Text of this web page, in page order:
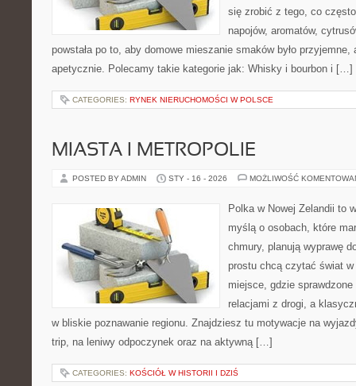
się zrobić z tego, co
napojów, aromatów,
powstała po to, aby domowe mieszanie smaków było przyjemne,
apetycznie. Polecamy takie kategorie jak: Whisky i bourbon i […]
CATEGORIES: RYNEK NIERUCHOMOŚCI W POLSCE
MIASTA I METROPOLIE
POSTED BY ADMIN STY - 16 - 2026 MOŻLIWOŚĆ
Polka w Nowej Zelandii to
myślą o osobach, które
chmury, planują wyprawę
prostu chcą czytać świat
miejsce, gdzie
relacjami z drogi, a
w bliskie poznawanie regionu. Znajdziesz tu motywacje na
trip, na leniwy odpoczynek oraz na aktywną […]
CATEGORIES: KOŚCIÓŁ W HISTORII I DZIŚ